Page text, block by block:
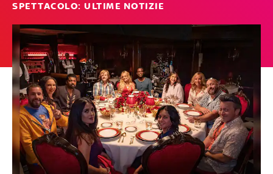
SPETTACOLO: ULTIME NOTIZIE